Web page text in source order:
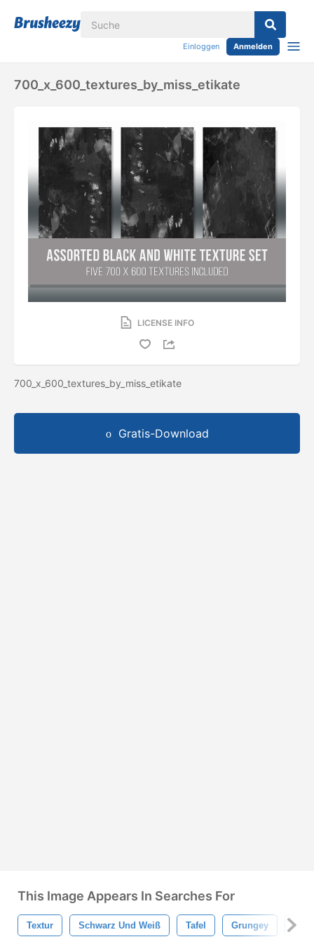
Einloggen Anmelden
700_x_600_textures_by_miss_etikate
LICENSE INFO
700_x_600_textures_by_miss_etikate
Gratis-Download
This Image Appears In Searches For
Textur Schwarz Und Weiß Tafel Grungey